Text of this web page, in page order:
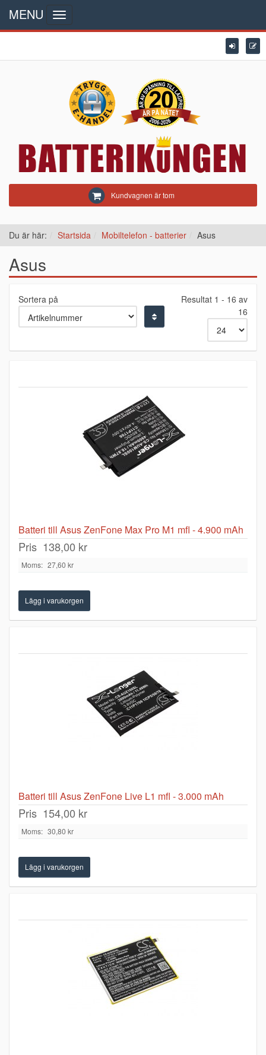
Kundvagnen är tom
MENU
Toggle
navigation
Du är här: Startsida Mobiltelefon - batterier Asus
Asus
Sortera på
Resultat 1 - 16 av
16
Batteri till Asus ZenFone Max Pro M1 mfl - 4.900 mAh
Pris 138,00 kr
Moms: 27,60 kr
Batteri till Asus ZenFone Live L1 mfl - 3.000 mAh
Pris 154,00 kr
Moms: 30,80 kr